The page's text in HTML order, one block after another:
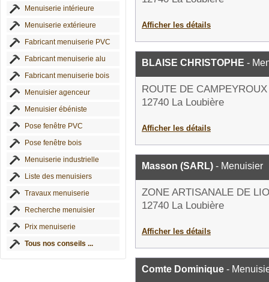
Menuiserie intérieure
Menuiserie extérieure
Fabricant menuiserie PVC
Fabricant menuiserie alu
Fabricant menuiserie bois
Menuisier agenceur
Menuisier ébéniste
Pose fenêtre PVC
Pose fenêtre bois
Menuiserie industrielle
Liste des menuisiers
Travaux menuiserie
Recherche menuisier
Prix menuiserie
Tous nos conseils ...
Afficher les détails
BLAISE CHRISTOPHE -
ROUTE DE CAMPEYROUX
12740 La Loubière
Afficher les détails
Masson (SARL) - Menuisier
ZONE ARTISANALE DE
12740 La Loubière
Afficher les détails
Comte Dominique -